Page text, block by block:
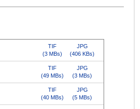
TIF
(3 MBs)
JPG
(406 KBs)
TIF
(49 MBs)
JPG
(3 MBs)
TIF
(40 MBs)
JPG
(5 MBs)